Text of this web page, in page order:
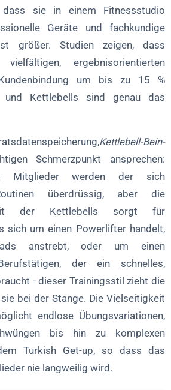
dass sie in einem Fitnessstudio
Geräte und fachkundige
größer. Studien zeigen, dass
ergebnisorientierten
um bis zu 15 %
Kettlebells sind genau das
Kettlebell-Bein-
Schmerzpunkt ansprechen:
Mitglieder werden der sich
überdrüssig, aber die
der Kettlebells sorgt für
sich um einen Powerlifter handelt,
anstrebt, oder um einen
der ein schnelles,
- dieser Trainingsstil zieht die
bei der Stange. Die Vielseitigkeit
endlose Übungsvariationen,
bis hin zu komplexen
Turkish Get-up, so dass das
nie langweilig wird.